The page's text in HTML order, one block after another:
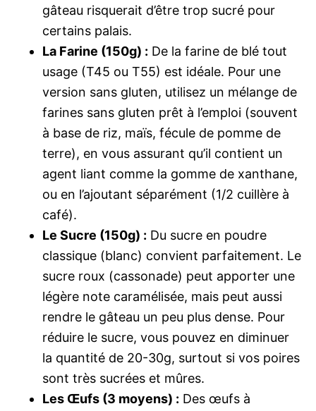
gâteau risquerait d’être trop sucré pour
certains palais.
La Farine (150g) : De la farine de blé tout
usage (T45 ou T55) est idéale. Pour une
version sans gluten, utilisez un mélange de
farines sans gluten prêt à l’emploi (souvent
à base de riz, maïs, fécule de pomme de
terre), en vous assurant qu’il contient un
agent liant comme la gomme de xanthane,
ou en l’ajoutant séparément (1/2 cuillère à
café).
Le Sucre (150g) : Du sucre en poudre
classique (blanc) convient parfaitement. Le
sucre roux (cassonade) peut apporter une
légère note caramélisée, mais peut aussi
rendre le gâteau un peu plus dense. Pour
réduire le sucre, vous pouvez en diminuer
la quantité de 20-30g, surtout si vos poires
sont très sucrées et mûres.
Les Œufs (3 moyens) : Des œufs à